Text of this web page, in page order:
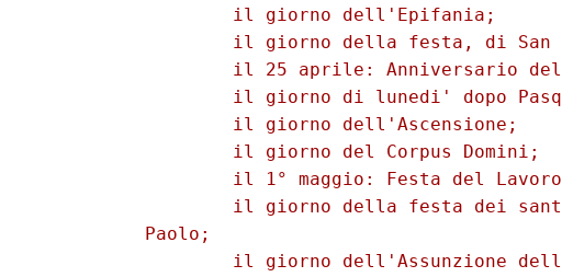
                  il giorno dell'Epifania;
il giorno della festa, di San
il 25 aprile: Anniversario
il giorno di lunedi' dopo
                  il giorno dell'Ascensione;
                  il giorno del Corpus Domini;
il 1° maggio: Festa del
il giorno della festa dei
          Paolo;
il giorno dell'Assunzione